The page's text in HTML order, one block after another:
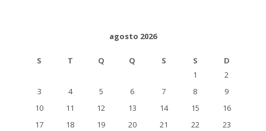
agosto 2026
S T Q Q S S
D
1
2
3
4 5 6 7 8
9
10
11 12 13 14 15
16
17
18 19 20 21 22
23